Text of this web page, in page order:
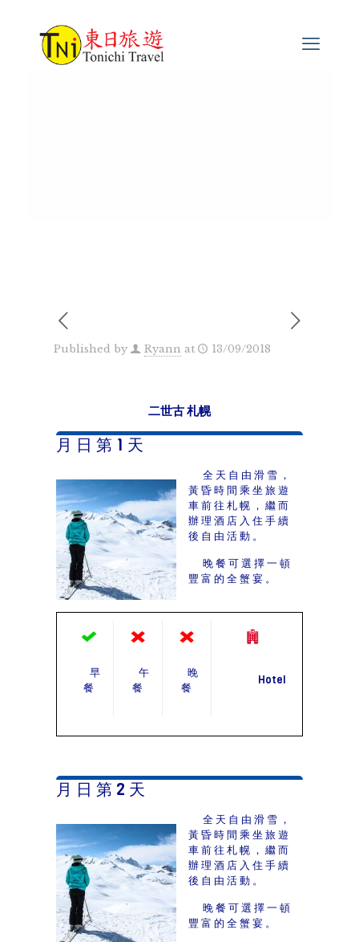
Published by Ryann at 13/09/2018
二世古 札幌
月 日 第 1 天
全天自由滑雪，
黃昏時間乘坐旅遊
車前往札幌，繼而
辦理酒店入住手續
後自由活動。
晚餐可選擇一頓
豐富的全蟹宴。
早
餐
午
餐
晚
餐
Hotel
月 日 第 2 天
全天自由滑雪，
黃昏時間乘坐旅遊
車前往札幌，繼而
辦理酒店入住手續
後自由活動。
晚餐可選擇一頓
豐富的全蟹宴。